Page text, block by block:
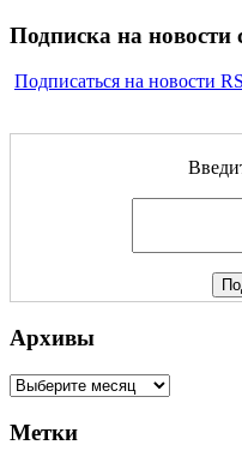
Подписка на новости
Подписаться на новости
Архивы
Архивы
Метки